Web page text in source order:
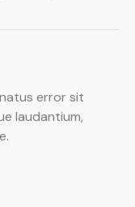
error sit
laudantium,